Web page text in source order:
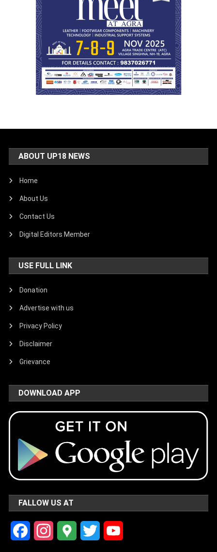
ABOUT UP18 NEWS
Home
About Us
Contact Us
Digital Editors Member
USE FULL LINK
Donation
Advertise with us
Privacy Policy
Disclaimer
Grievance
DOWNLOAD APP
FALLOW US AT
FacebookInstagramGoogle Twitter